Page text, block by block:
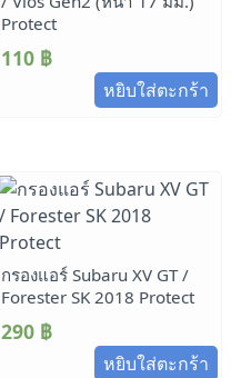
Protect
110 ฿
หยิบใส่ตะกร้า
กรองแอร์ Subaru XV GT /
Forester SK 2018 Protect
290 ฿
หยิบใส่ตะกร้า